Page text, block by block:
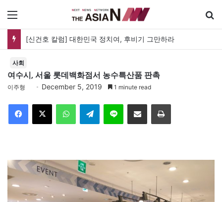
[신건호 칼럼] 대한민국 정치여, 후비기 그만하라
사회
여수시, 서울 롯데백화점서 농수특산품 판촉
이주형 December 5, 2019 1 minute read
Telegram 이메일